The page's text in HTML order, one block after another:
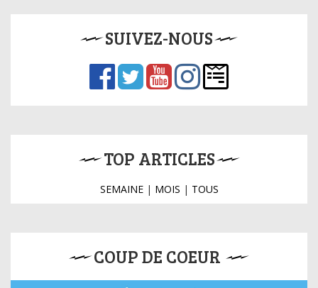
SUIVEZ-NOUS
TOP ARTICLES
SEMAINE| MOIS | TOUS
COUP DE COEUR